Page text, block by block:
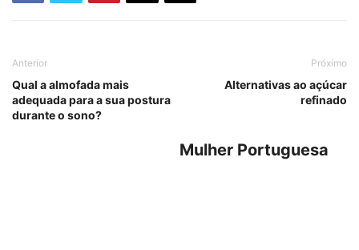
Anterior
Qual a almofada mais
adequada para a sua postura
durante o sono?
Próximo
Alternativas ao açúcar
refinado
Mulher Portuguesa